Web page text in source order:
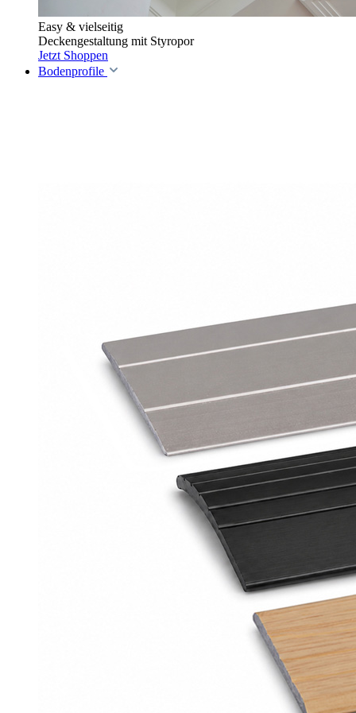
Easy & vielseitig
Deckengestaltung mit Styropor
Jetzt Shoppen
Bodenprofile